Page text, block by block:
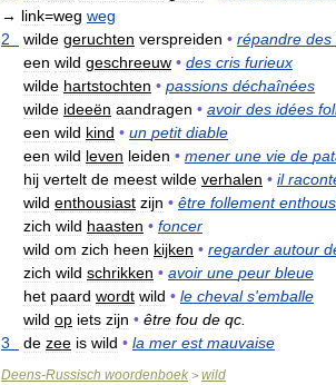
→ link=weg weg
2
wilde geruchten verspreiden • répandre des
een wild geschreeuw • des cris furieux
wilde hartstochten • passions déchaînées
wilde ideeën aandragen • avoir des idées
een wild kind • un petit diable
een wild leven leiden • mener une vie de
hij vertelt de meest wilde verhalen • il
wild enthousiast zijn • être follement
zich wild haasten • foncer
wild om zich heen kijken • regarder autour
zich wild schrikken • avoir une peur bleue
het paard wordt wild • le cheval s'emballe
wild op iets zijn • être fou de qc.
3
de zee is wild • la mer est mauvaise
Deens-Russisch woordenboek > wild